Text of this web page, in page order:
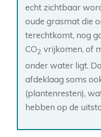
echt zichtbaar
oude grasmat die
terechtkomt, nog
CO2 vrijkomen, of
onder water ligt.
afdeklaag soms
(plantenresten),
hebben op de